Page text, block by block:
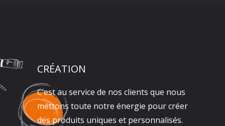
CRÉATION
C’est au service de nos clients que nous
mettons toute notre énergie pour créer
des produits uniques et personnalisés.